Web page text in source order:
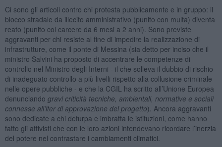
Ci sono gli articoli contro chi protesta pubblicamente e in gruppo: il
blocco stradale da illecito amministrativo (punito con multa) diventa
reato (punito col carcere da 6 mesi a 2 anni). Sono previste
aggravanti per chi resiste al fine di impedire la realizzazione di
infrastrutture, come il ponte di Messina (sia detto per inciso che il
ministro Salvini ha proposto di accentrare le competenze di
controllo nel Ministro degli Interni - il che solleva il dubbio di rischio
di inadeguato controllo a più livelli rispetto alla collusione criminale
nelle opere pubbliche - e che la CGIL ha scritto all’Unione Europea
denunciando gravi criticità tecniche, ambientali, normative e sociali
connesse all’iter di approvazione del progetto). Ancora aggravanti
sono dedicate a chi deturpa e imbratta le istituzioni, come hanno
fatto gli attivisti che con le loro azioni intendevano ricordare l’inerzia
del potere nel contrastare i cambiamenti climatici.